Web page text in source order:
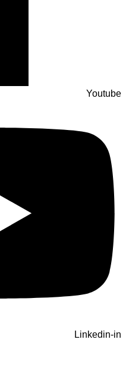
Youtube
Linkedin-in